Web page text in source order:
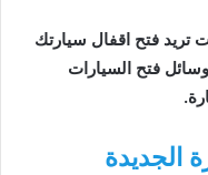
تريد فتح اقفال سيارتك
فتح السيارات
الجديدة